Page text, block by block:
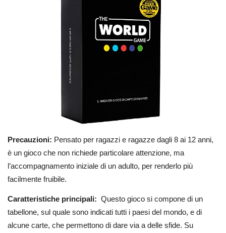
Precauzioni: Pensato per ragazzi e ragazze dagli 8 ai 12 anni,
è un gioco che non richiede particolare attenzione, ma
l’accompagnamento iniziale di un adulto, per renderlo più
facilmente fruibile.
Caratteristiche principali: Questo gioco si compone di un
tabellone, sul quale sono indicati tutti i paesi del mondo, e di
alcune carte, che permettono di dare via a delle sfide. Su